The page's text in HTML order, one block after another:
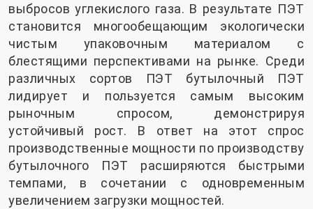
выбросов углекислого газа. В результате ПЭТ
становится многообещающим экологически
чистым упаковочным материалом с
блестящими перспективами на рынке. Среди
различных сортов ПЭТ бутылочный ПЭТ
лидирует и пользуется самым высоким
рыночным спросом, демонстрируя
устойчивый рост. В ответ на этот спрос
производственные мощности по производству
бутылочного ПЭТ расширяются быстрыми
темпами, в сочетании с одновременным
увеличением загрузки мощностей.